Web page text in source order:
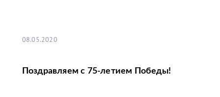
08.05.2020
Поздравляем с 75-летием Победы!